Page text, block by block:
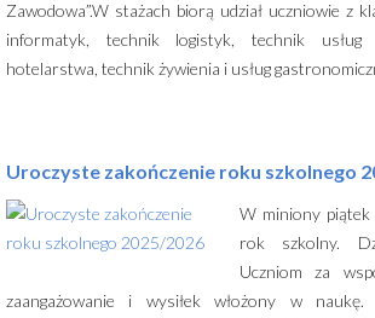
Zawodowa”.W stażach biorą udział uczniowie z
informatyk, technik logistyk, technik usług
hotelarstwa, technik żywienia i usług
Uroczyste zakończenie roku szkolnego
W miniony piątek
rok szkolny.
Uczniom za
zaangażowanie i wysiłek włożony w naukę.